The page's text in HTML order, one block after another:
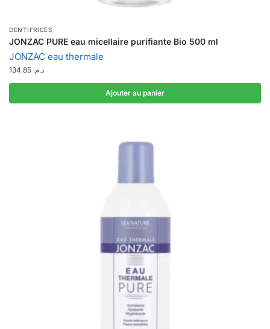
DENTIFRICES
JONZAC PURE eau micellaire purifiante Bio 500 ml
JONZAC eau thermale
د.م.
Ajouter au panier